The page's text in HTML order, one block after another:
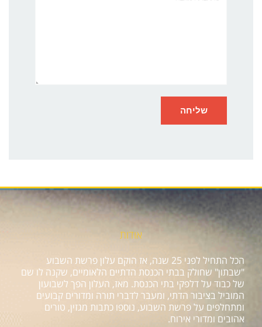
אודות
הכל התחיל לפני 25 שנה, אז הוקם עלון פרשת השבוע
"שבתון" שחולק בבתי הכנסת הדתיים הלאומיים, שקנה לו שם
של כבוד על דלפקי בתי הכנסת. מאז, העלון הפך לשבועון
המוביל בציבור הדתי, ומעבר לדברי תורה ומדורים קבועים
ומתחלפים על פרשת השבוע, נוספו כתבות מגזין, טורים
אהובים ומדורי אירוח.